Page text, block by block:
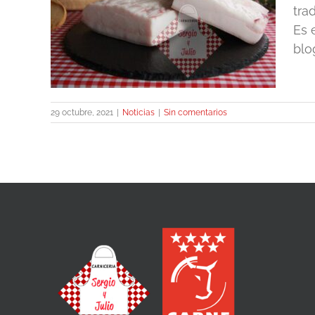
Es
29 octubre, 2021 Noticias Sin comentarios